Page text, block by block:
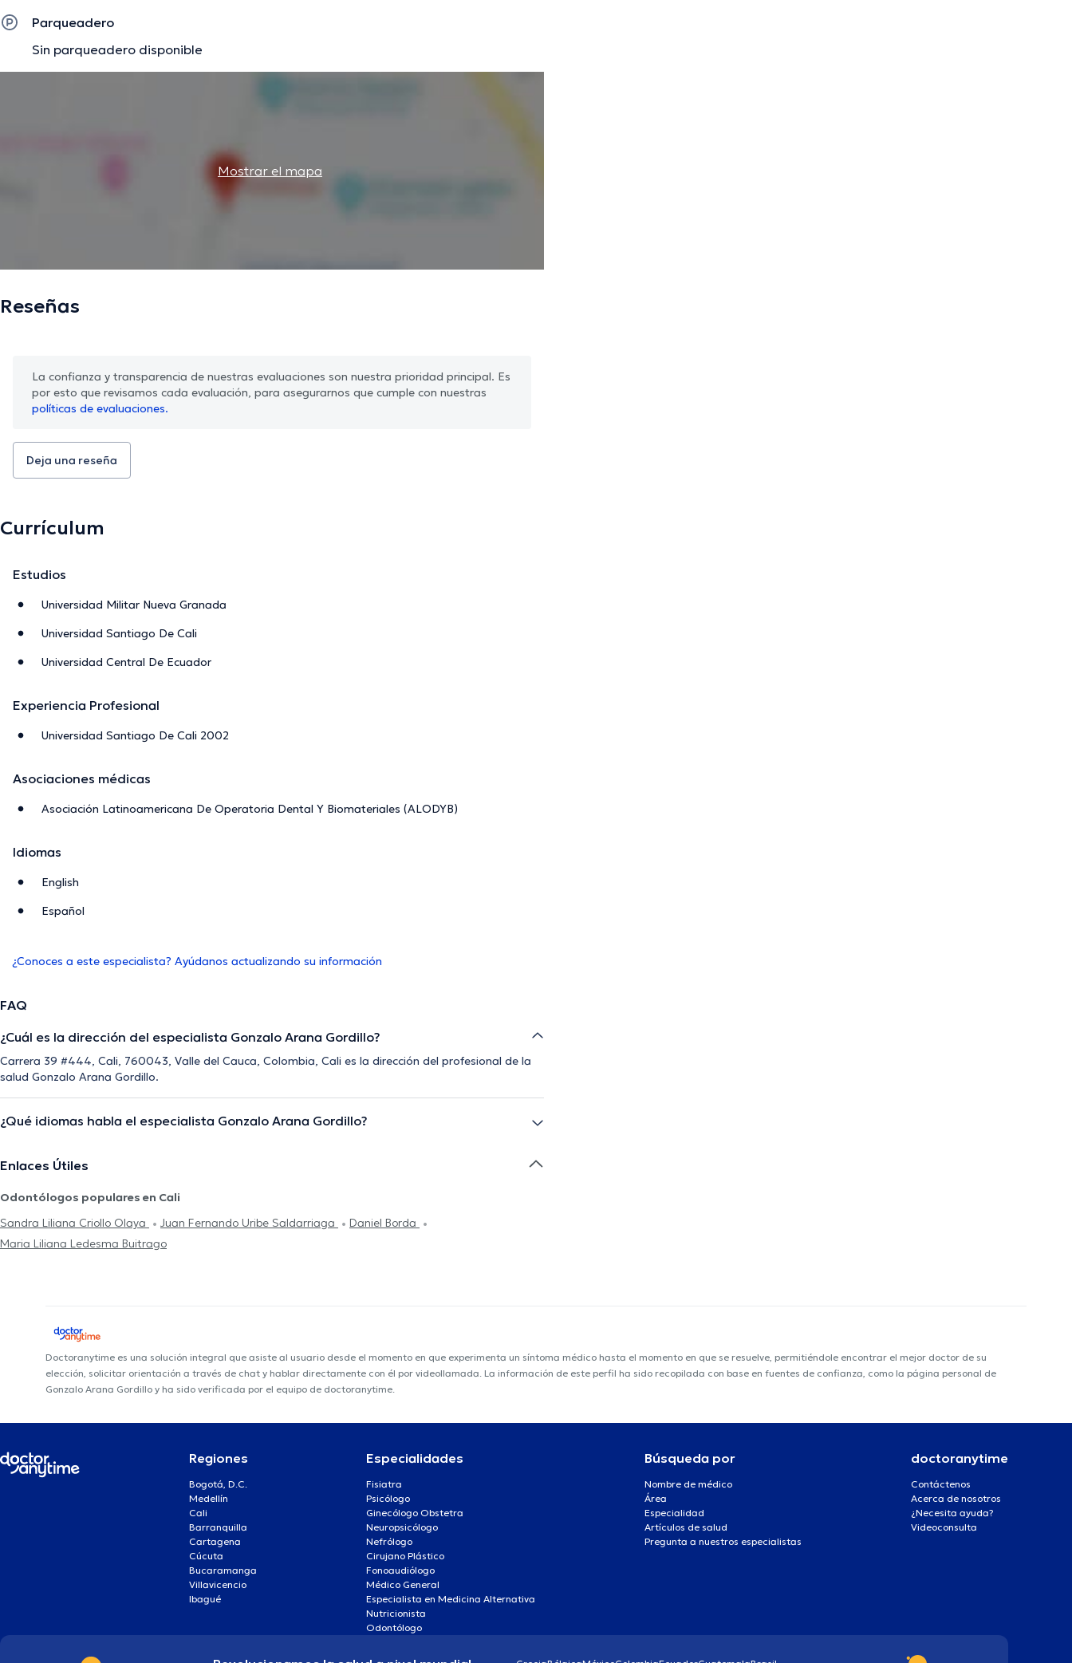
Parqueadero
Sin parqueadero disponible
Mostrar el mapa
Reseñas
La confianza y transparencia de nuestras evaluaciones son nuestra prioridad principal. Es
por esto que revisamos cada evaluación, para asegurarnos que cumple con nuestras
políticas de evaluaciones.
Deja una reseña
Currículum
Estudios
Universidad Militar Nueva Granada
Universidad Santiago De Cali
Universidad Central De Ecuador
Experiencia Profesional
Universidad Santiago De Cali 2002
Asociaciones médicas
Asociación Latinoamericana De Operatoria Dental Y Biomateriales (ALODYB)
Idiomas
English
Español
¿Conoces a este especialista? Ayúdanos actualizando su información
FAQ
¿Cuál es la dirección del especialista Gonzalo Arana Gordillo?
Carrera 39 #444, Cali, 760043, Valle del Cauca, Colombia, Cali es la dirección del profesional de la
salud Gonzalo Arana Gordillo.
¿Qué idiomas habla el especialista Gonzalo Arana Gordillo?
Enlaces Útiles
Odontólogos populares en Cali
Sandra Liliana Criollo Olaya
Juan Fernando Uribe Saldarriaga
Daniel Borda
Maria Liliana Ledesma Buitrago
Doctoranytime es una solución integral que asiste al usuario desde el momento en que experimenta un síntoma médico hasta el momento en que se resuelve, permitiéndole encontrar el mejor doctor de su
elección, solicitar orientación a través de chat y hablar directamente con él por videollamada. La información de este perfil ha sido recopilada con base en fuentes de confianza, como la página personal de
Gonzalo Arana Gordillo y ha sido verificada por el equipo de doctoranytime.
Regiones
Bogotá, D.C.
Medellín
Cali
Barranquilla
Cartagena
Cúcuta
Bucaramanga
Villavicencio
Ibagué
Especialidades
Fisiatra
Psicólogo
Ginecólogo Obstetra
Neuropsicólogo
Nefrólogo
Cirujano Plástico
Fonoaudiólogo
Médico General
Especialista en Medicina Alternativa
Nutricionista
Odontólogo
Búsqueda por
Nombre de médico
Área
Especialidad
Artículos de salud
Pregunta a nuestros especialistas
doctoranytime
Contáctenos
Acerca de nosotros
¿Necesita ayuda?
Videoconsulta